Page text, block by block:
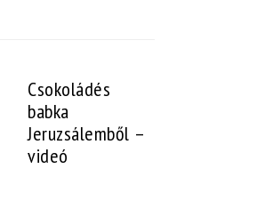
Csokoládés
babka
Jeruzsálemből –
videó